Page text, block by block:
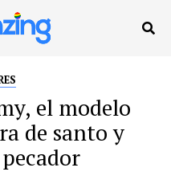
el modelo
de santo y